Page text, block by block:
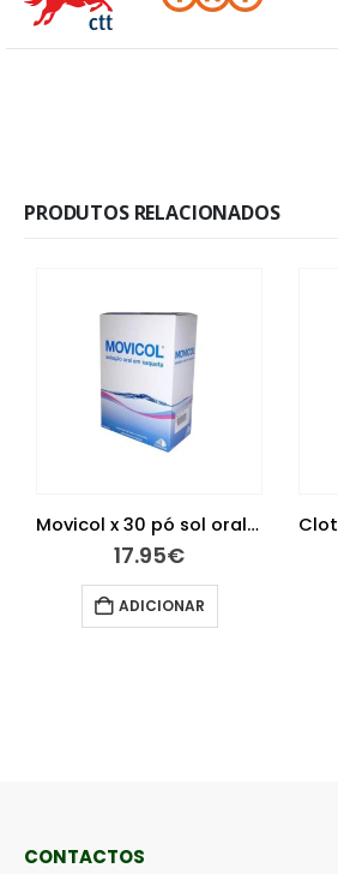
PRODUTOS RELACIONADOS
Movicol x 30 pó sol oral saq
17.95€
ADICIONAR
CONTACTOS